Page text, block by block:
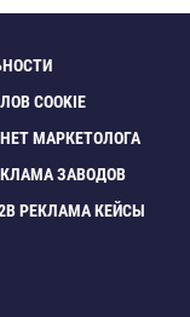
COOKIE
МАРКЕТОЛОГА
ЗАВОДО
РЕКЛАМА КЕЙСЫ